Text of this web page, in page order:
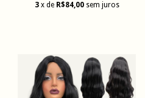
3 x de R$84,00 sem juros